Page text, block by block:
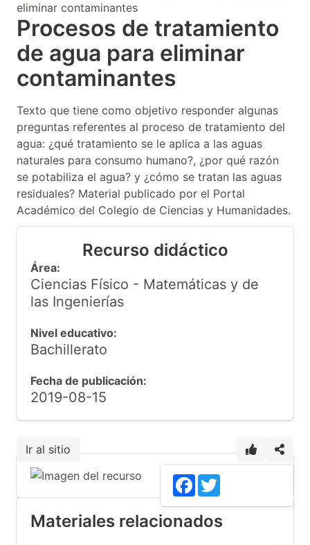
eliminar contaminantes
Procesos de tratamiento
de agua para eliminar
contaminantes
Texto que tiene como objetivo responder algunas
preguntas referentes al proceso de tratamiento del
agua: ¿qué tratamiento se le aplica a las aguas
naturales para consumo humano?, ¿por qué razón
se potabiliza el agua? y ¿cómo se tratan las aguas
residuales? Material publicado por el Portal
Académico del Colegio de Ciencias y Humanidades.
Recurso didáctico
Área:
Ciencias Físico - Matemáticas y de
las Ingenierías
Nivel educativo:
Bachillerato
Fecha de publicación:
2019-08-15
Ir al sitio
Facebook
Materiales relacionados